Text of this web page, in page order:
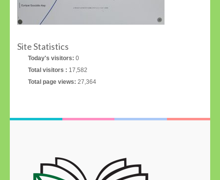
Site Statistics
Today's visitors: 0
Total visitors : 17,582
Total page views: 27,364